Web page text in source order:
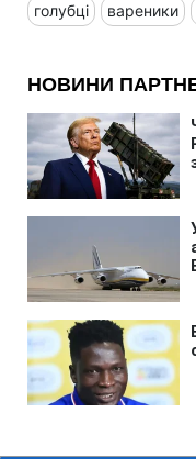
голубці вареники